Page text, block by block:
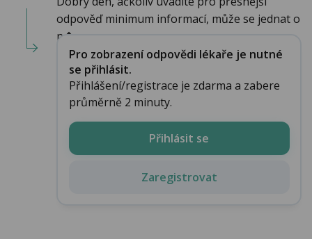
odpověď minimum informací, může se jednat o
n�...
Pro zobrazení odpovědi lékaře je nutné
se přihlásit.
Přihlášení/registrace je zdarma a zabere
průměrně 2 minuty.
Přihlásit se
Zaregistrovat